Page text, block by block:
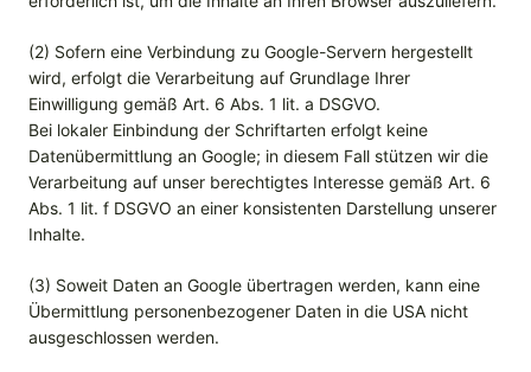
(2) Sofern eine Verbindung zu Google-Servern hergestellt
wird, erfolgt die Verarbeitung auf Grundlage Ihrer
Einwilligung gemäß Art. 6 Abs. 1 lit. a DSGVO.
Bei lokaler Einbindung der Schriftarten erfolgt keine
Datenübermittlung an Google; in diesem Fall stützen wir die
Verarbeitung auf unser berechtigtes Interesse gemäß Art. 6
Abs. 1 lit. f DSGVO an einer konsistenten Darstellung unserer
Inhalte.
(3) Soweit Daten an Google übertragen werden, kann eine
Übermittlung personenbezogener Daten in die USA nicht
ausgeschlossen werden.